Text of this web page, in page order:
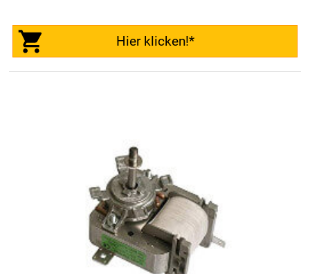
Hier klicken!*